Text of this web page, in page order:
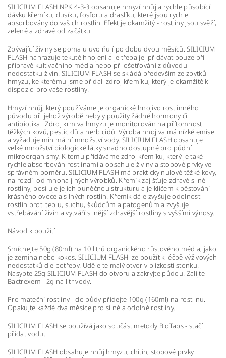
SILICIUM FLASH NPK 4-3-3 obsahuje hmyzí hnůj a rychle působící
dávku křemíku, dusíku, fosforu a draslíku, které jsou rychle
absorbovány do vašich rostlin. Efekt je okamžitý - rostliny jsou svěží,
zelené a zdravé od začátku.
Zbývající živiny se pomalu uvolňují po dobu dvou měsíců. SILICIUM
FLASH nahrazuje tekuté hnojení a je třeba jej přidávat pouze při
přípravě kultivačního média nebo při ošetřování z důvodu
nedostatku živin. SILICIUM FLASH se skládá především ze zbytků
hmyzu, ke kterému jsme přidali zdroj křemíku, který je okamžitě k
dispozici pro vaše rostliny.
Hmyzí hnůj, který používáme je organické hnojivo rostlinného
původu při jehož výrobě nebyly použity žádné hormony či
antibiotika.Zdroj krmiva hmyzu je monitorován na přítomnost
těžkých kovů, pesticidů a herbicidů. Výroba hnojiva má nízké emise
a vyžaduje minimální množství vody. SILICIUM FLASH obsahuje
velké množství biologické látky snadno dostupné pro půdní
mikroorganismy. K tomu přidáváme zdroj křemíku, který je také
rychle absorbován rostlinami a obsahuje živiny a stopové prvky ve
správném poměru. SILICIUM FLASH má prakticky nulové těžké kovy,
na rozdíl od mnoha jiných výrobků. Křemík zajišťuje zdravé silné
rostliny, posiluje jejich buněčnou strukturu a je klíčem k pěstování
krásného ovoce a silných rostlin. Křemík dále zvyšuje odolnost
rostlin proti teplu, suchu, škůdcům a patogenům a zvyšuje
vstřebávání živin a vytváří silnější zdravější rostliny s vyššími výnosy.
Návod k použití:
Smíchejte 50g (80ml) na 10 litrů organického růstového média, jako
je zemina nebo kokos. SILICIUM FLASH lze použít k léčbě výživových
nedostatků dle potřeby. Udělejte malý otvor v blízkosti stonku.
Nasypte 25g SILICIUM FLASH do otvoru a zakryjte půdou. Zalijte
Bactrexem - 2g na litr vody.
Pro mateční rostliny - do půdy přidejte 100g (160ml) na rostlinu.
Opakujte každé dva měsíce pro silné a odolné rostliny.
SILICIUM FLASH se používá jako součást metody BioTabs - stačí
přidat vodu.
SILICIUM FLASH obsahuje hnůj hmyzu, chitin, stopové prvky